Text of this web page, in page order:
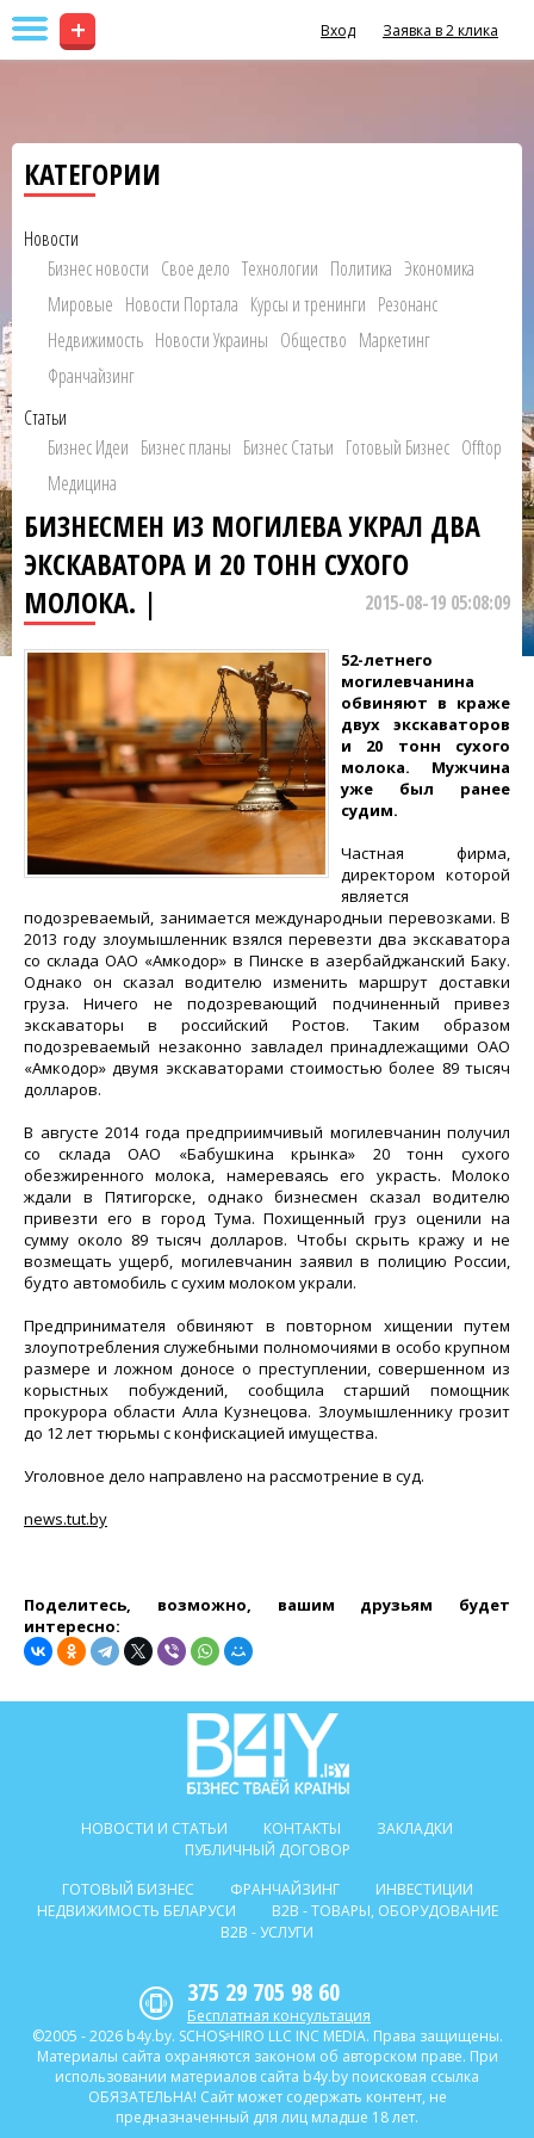
+ Вход Заявка в 2 клика
КАТЕГОРИИ
Новости
Бизнес новости Свое дело Технологии Политика Экономика
Мировые Новости Портала Курсы и тренинги Резонанс
Недвижимость Новости Украины Общество Маркетинг
Франчайзинг
Статьи
Бизнес Идеи Бизнес планы Бизнес Статьи Готовый Бизнес Offtop
Медицина
БИЗНЕСМЕН ИЗ МОГИЛЕВА УКРАЛ ДВА
ЭКСКАВАТОРА И 20 ТОНН СУХОГО
МОЛОКА. |
2015-08-19 05:08:09
52-летнего
могилевчанина
обвиняют в краже
двух экскаваторов
и 20 тонн сухого
молока. Мужчина
уже был ранее
судим.
Частная фирма,
директором которой
является
подозреваемый, занимается международныи перевозками. В
2013 году злоумышленник взялся перевезти два экскаватора
со склада ОАО «Амкодор» в Пинске в азербайджанский Баку.
Однако он сказал водителю изменить маршрут доставки
груза. Ничего не подозревающий подчиненный привез
экскаваторы в российский Ростов. Таким образом
подозреваемый незаконно завладел принадлежащими ОАО
«Амкодор» двумя экскаваторами стоимостью более 89 тысяч
долларов.
В августе 2014 года предприимчивый могилевчанин получил
со склада ОАО «Бабушкина крынка» 20 тонн сухого
обезжиренного молока, намереваясь его украсть. Молоко
ждали в Пятигорске, однако бизнесмен сказал водителю
привезти его в город Тума. Похищенный груз оценили на
сумму около 89 тысяч долларов. Чтобы скрыть кражу и не
возмещать ущерб, могилевчанин заявил в полицию России,
будто автомобиль с сухим молоком украли.
Предпринимателя обвиняют в повторном хищении путем
злоупотребления служебными полномочиями в особо крупном
размере и ложном доносе о преступлении, совершенном из
корыстных побуждений, сообщила старший помощник
прокурора области Алла Кузнецова. Злоумышленнику грозит
до 12 лет тюрьмы с конфискацией имущества.
Уголовное дело направлено на рассмотрение в суд.
news.tut.by
Поделитесь, возможно, вашим друзьям будет
интересно:
НОВОСТИ И СТАТЬИ КОНТАКТЫ
ЗАКЛАДКИ
ПУБЛИЧНЫЙ ДОГОВОР
ГОТОВЫЙ БИЗНЕС
ФРАНЧАЙЗИНГ
ИНВЕСТИЦИИ
НЕДВИЖИМОСТЬ БЕЛАРУСИ
B2B - ТОВАРЫ, ОБОРУДОВАНИЕ
B2B - УСЛУГИ
375 29 705 98 60
Бесплатная консультация
©2005 - 2026 b4y.by. SCHOSᶳHIRO LLC INC MEDIA. Права защищены.
Материалы сайта охраняются законом об авторском праве. При
использовании материалов сайта b4y.by поисковая ссылка
ОБЯЗАТЕЛЬНА! Сайт может содержать контент, не
предназначенный для лиц младше 18 лет.